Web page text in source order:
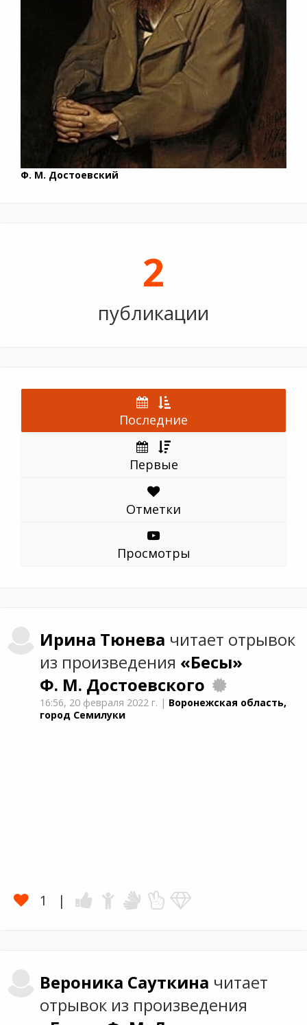
Ф. М. Достоевский
2
публикации
Последние
Первые
Отметки
Просмотры
Ирина Тюнева читает отрывок
из произведения «Бесы»
Ф. М. Достоевского
16:56, 20 февраля 2022 г. | Воронежская область,
город Семилуки
1
Вероника Сауткина читает
отрывок из произведения